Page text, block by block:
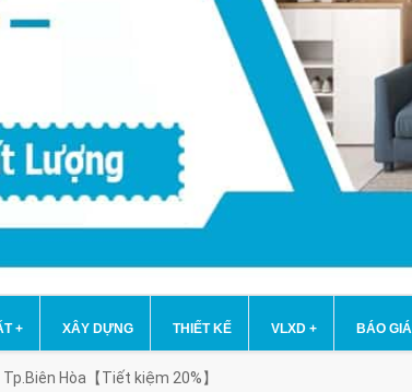
+ XÂY DỰNG THIẾT KẾ VLXD + BÁO GIÁ
Hòa【Tiết kiệm 20%】